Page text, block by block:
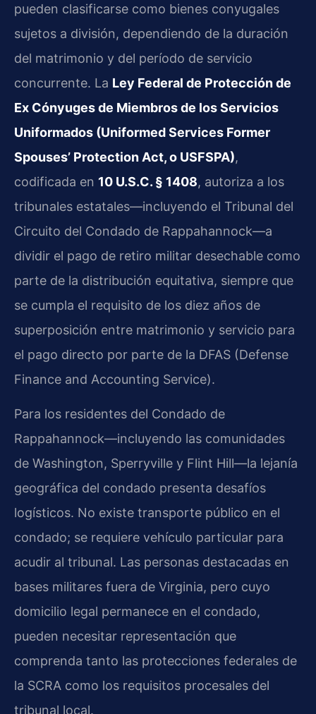
pueden clasificarse como bienes conyugales
sujetos a división, dependiendo de la duración
del matrimonio y del período de servicio
concurrente. La Ley Federal de Protección de
Ex Cónyuges de Miembros de los Servicios
Uniformados (Uniformed Services Former
Spouses’ Protection Act, o USFSPA),
codificada en 10 U.S.C. § 1408, autoriza a los
tribunales estatales—incluyendo el Tribunal del
Circuito del Condado de Rappahannock—a
dividir el pago de retiro militar desechable como
parte de la distribución equitativa, siempre que
se cumpla el requisito de los diez años de
superposición entre matrimonio y servicio para
el pago directo por parte de la DFAS (Defense
Finance and Accounting Service).
Para los residentes del Condado de
Rappahannock—incluyendo las comunidades
de Washington, Sperryville y Flint Hill—la lejanía
geográfica del condado presenta desafíos
logísticos. No existe transporte público en el
condado; se requiere vehículo particular para
acudir al tribunal. Las personas destacadas en
bases militares fuera de Virginia, pero cuyo
domicilio legal permanece en el condado,
pueden necesitar representación que
comprenda tanto las protecciones federales de
la SCRA como los requisitos procesales del
tribunal local.